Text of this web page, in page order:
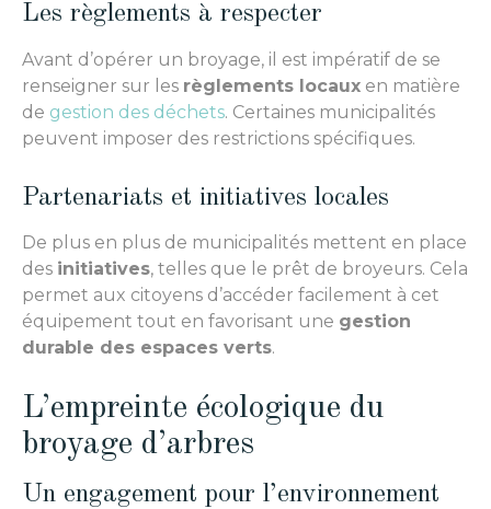
Les règlements à respecter
Avant d’opérer un broyage, il est impératif de se
renseigner sur les règlements locaux en matière
de gestion des déchets. Certaines municipalités
peuvent imposer des restrictions spécifiques.
Partenariats et initiatives locales
De plus en plus de municipalités mettent en place
des initiatives, telles que le prêt de broyeurs. Cela
permet aux citoyens d’accéder facilement à cet
équipement tout en favorisant une gestion
durable des espaces verts.
L’empreinte écologique du
broyage d’arbres
Un engagement pour l’environnement